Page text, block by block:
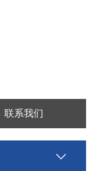
联系我们